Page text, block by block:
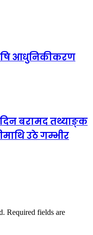
आधुनिकीकरण
बरामद तथ्याङ्क
उठे गम्भीर
Required fields are